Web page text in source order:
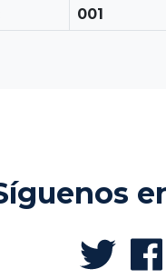
001